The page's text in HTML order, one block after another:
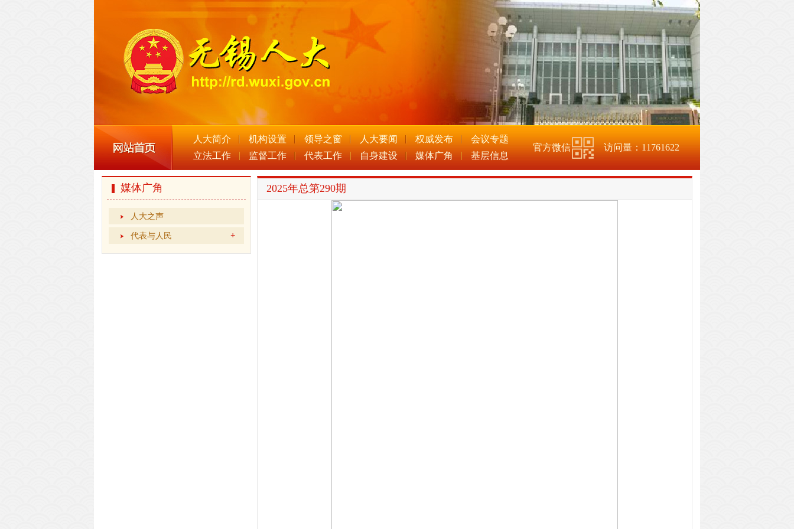
人大简介 机构设置 领导之窗 人大要闻 权威发布
会议专题
立法工作
监督工作 代表工作 自身建设 媒体广角 基层信息
官方微信 访问量： 11761622
媒体广角
人大之声
代表与人民
2025年总第290期